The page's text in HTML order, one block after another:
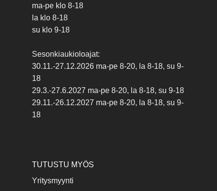
ma-pe klo 8-18
la klo 8-18
su klo 9-18
Sesonkiaukioloajat:
30.11.-27.12.2026 ma-pe 8-20, la 8-18, su 9-
18
29.3.-27.6.2027 ma-pe 8-20, la 8-18, su 9-18
29.11.-26.12.2027 ma-pe 8-20, la 8-18, su 9-
18
TUTUSTU MYÖS
Yritysmyynti